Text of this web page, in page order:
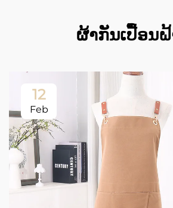
ຜ້າກັນເປື້ອນ
12
Feb